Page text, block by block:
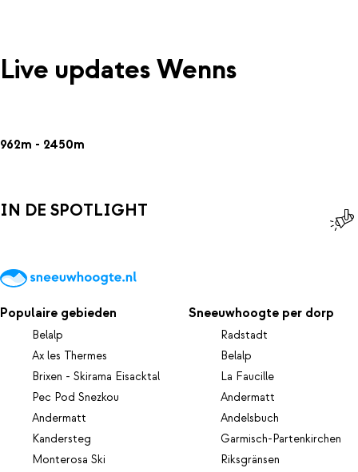
Live updates Wenns
962m - 2450m
IN DE SPOTLIGHT
Populaire gebieden
Belalp
Ax les Thermes
Brixen - Skirama Eisacktal
Pec Pod Snezkou
Andermatt
Kandersteg
Monterosa Ski
Sneeuwhoogte per dorp
Radstadt
Belalp
La Faucille
Andermatt
Andelsbuch
Garmisch-Partenkirchen
Riksgränsen